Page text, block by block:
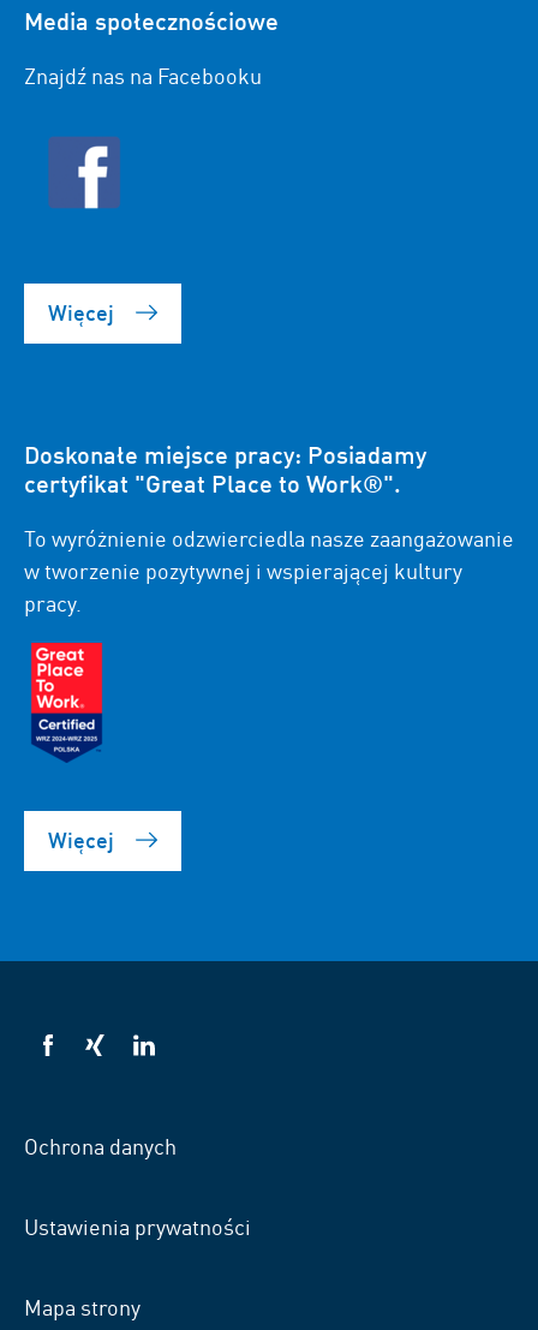
Media społecznościowe
Znajdź nas na Facebooku
Więcej
Doskonałe miejsce pracy: Posiadamy
certyfikat "Great Place to Work®".
To wyróżnienie odzwierciedla nasze zaangażowanie
w tworzenie pozytywnej i wspierającej kultury
pracy.
Więcej
VSB
VSB
VSB
Ochrona danych
Ustawienia prywatności
Mapa strony